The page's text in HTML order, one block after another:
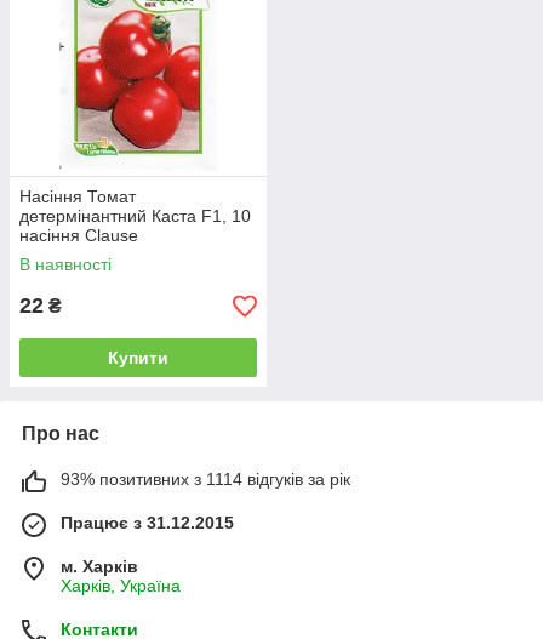
Насіння Томат
детермінантний Каста F1, 10
насіння Clause
В наявності
22 ₴
Купити
Про нас
93% позитивних з 1114 відгуків за рік
Працює з 31.12.2015
м. Харків
Харків, Україна
Контакти